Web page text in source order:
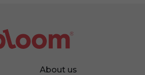
About us